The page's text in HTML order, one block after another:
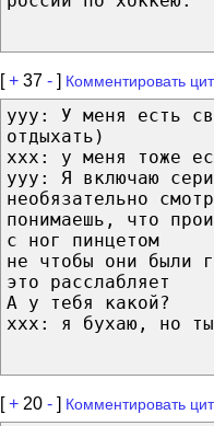
[+ 37 - ] Комментировать
yyy: У меня есть
отдыхать)
xxx: у меня тоже
yyy: Я включаю
необязательно
понимаешь, что
с ног пинцетом
не чтобы они были
это расслабляет
А у тебя какой?
xxx: я бухаю, но ты
[+ 20 - ] Комментировать